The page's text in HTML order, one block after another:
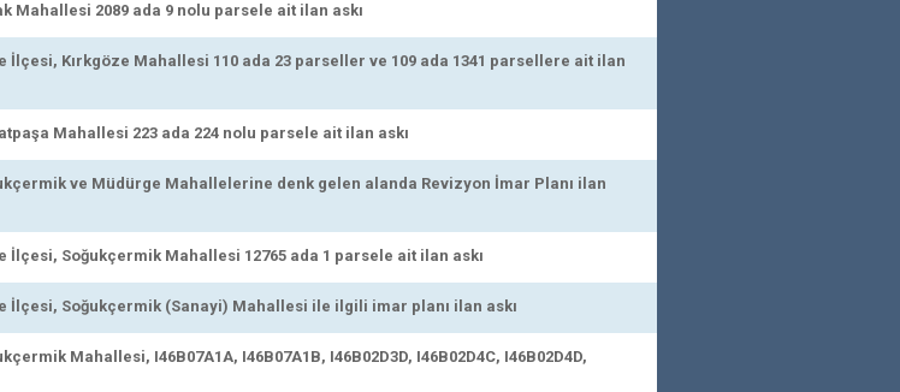
Mahallesi 2089 ada 9 nolu parsele ait ilan askı
Kırkgöze Mahallesi 110 ada 23 parseller ve 109 ada 1341 parsellere ait ilan
Mahallesi 223 ada 224 nolu parsele ait ilan askı
ve Müdürge Mahallelerine denk gelen alanda Revizyon İmar Planı ilan
Soğukçermik Mahallesi 12765 ada 1 parsele ait ilan askı
Soğukçermik (Sanayi) Mahallesi ile ilgili imar planı ilan askı
Mahallesi, I46B07A1A, I46B07A1B, I46B02D3D, I46B02D4C, I46B02D4D,